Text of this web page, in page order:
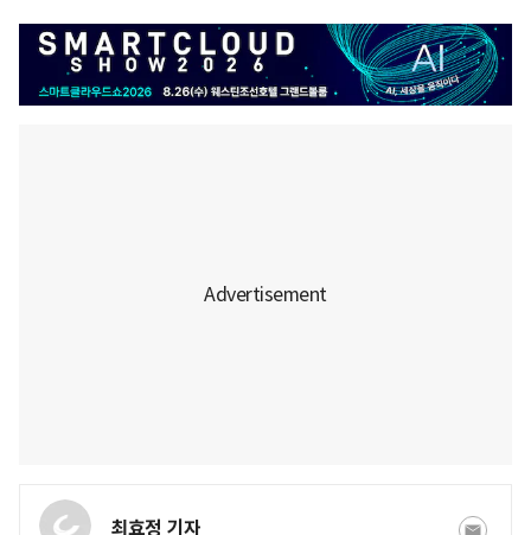
최효정 기자